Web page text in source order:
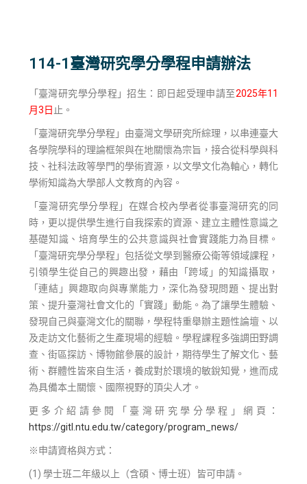
114-1臺灣研究學分學程申請辦法
「臺灣研究學分學程」招生：即日起受理申請至2025年11
月3日 止。
「臺灣研究學分學程」由臺灣文學研究所綜理，以串連臺大
各學院學科的理論框架與在地關懷為宗旨，接合從科學與科
技、社科法政等學門的學術資源，以文學文化為軸心，轉化
學術知識為大學部人文教育的內容。
「臺灣研究學分學程」在媒合校內學者從事臺灣研究的同
時，更以提供學生進行自我探索的資源、建立主體性意識之
基礎知識、培育學生的公共意識與社會實踐能力為目標。
「臺灣研究學分學程」包括從文學到醫療公衛等領域課程，
引領學生從自己的興趣出發，藉由「跨域」的知識攝取，
「連結」興趣取向與專業能力，深化為發現問題、提出對
策、提升臺灣社會文化的「實踐」動能。為了讓學生體驗、
發現自己與臺灣文化的關聯，學程特重舉辦主題性論壇、以
及走訪文化藝術之生產現場的經驗。學程課程多強調田野調
查、街區探訪、博物館參展的設計，期待學生了解文化、藝
術、群體性皆來自生活，養成對於環境的敏銳知覺，進而成
為具備本土關懷、國際視野的頂尖人才。
更多介紹請參閱「臺灣研究學分學程」網頁：
https://gitl.ntu.edu.tw/category/program_news/
※申請資格與方式：
(1) 學士班二年級以上（含碩、博士班）皆可申請。